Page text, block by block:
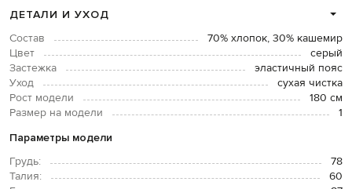
ДЕТАЛИ И УХОД
Состав
70% хлопок, 30% кашемир
Цвет
серый
Застежка
эластичный пояс
Уход
сухая чистка
Рост модели
180 см
Размер на модели
1
Параметры модели
Грудь:
78
Талия:
60